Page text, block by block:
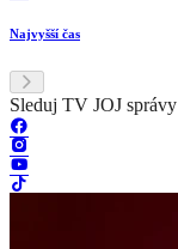
Najvyšší čas
Sleduj TV JOJ správy